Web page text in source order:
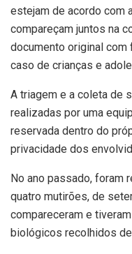
estejam de acordo com
compareçam juntos na
documento original com
caso de crianças e
A triagem e a coleta de
realizadas por uma
reservada dentro do
privacidade dos
No ano passado, foram
quatro mutirões, de
compareceram e
biológicos recolhidos